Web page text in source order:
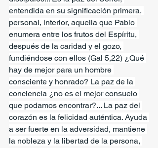
entendida en su significación primera,
personal, interior, aquella que Pablo
enumera entre los frutos del Espíritu,
después de la caridad y el gozo,
fundiéndose con ellos (Gal 5,22) ¿Qué
hay de mejor para un hombre
consciente y honrado? La paz de la
conciencia ¿no es el mejor consuelo
que podamos encontrar?... La paz del
corazón es la felicidad auténtica. Ayuda
a ser fuerte en la adversidad, mantiene
la nobleza y la libertad de la persona,